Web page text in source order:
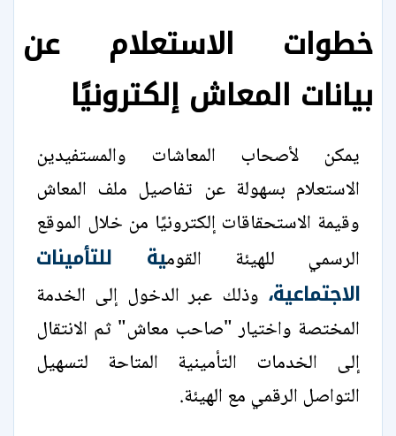
خطوات الاستعلام عن
بيانات المعاش إلكترونيًا
يمكن لأصحاب المعاشات والمستفيدين
الاستعلام بسهولة عن تفاصيل ملف المعاش
وقيمة الاستحقاقات إلكترونيًا من خلال الموقع
الرسمي للهيئة القومية للتأمينات
الاجتماعية، وذلك عبر الدخول إلى الخدمة
المختصة واختيار "صاحب معاش" ثم الانتقال
إلى الخدمات التأمينية المتاحة لتسهيل
التواصل الرقمي مع الهيئة.